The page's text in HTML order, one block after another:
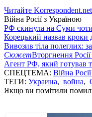
Читайте
Війна Росії з Україною
РФ скинула на Суми
Корецький назвав кроки
Вивозив тіла полеглих:
СюжетВторгнення
Агент РФ, який готував
СПЕЦТЕМА: Війна
ТЕГИ: Украина, война,
Якщо ви помітили